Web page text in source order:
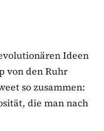
Ideen
von den Ruhr
so zusammen:
die man nach